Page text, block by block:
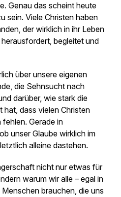
Genau das scheint heute
sein. Viele Christen haben
der wirklich in ihr Leben
begleitet und
über unsere eigenen
die Sehnsucht nach
darüber, wie stark die
dass vielen Christen
Gerade in
unser Glaube wirklich im
alleine dastehen.
nicht nur etwas für
warum wir alle – egal in
brauchen, die uns